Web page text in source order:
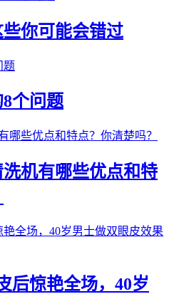
你可能会错过
个问题
机有哪些优点和特
后惊艳全场，40岁